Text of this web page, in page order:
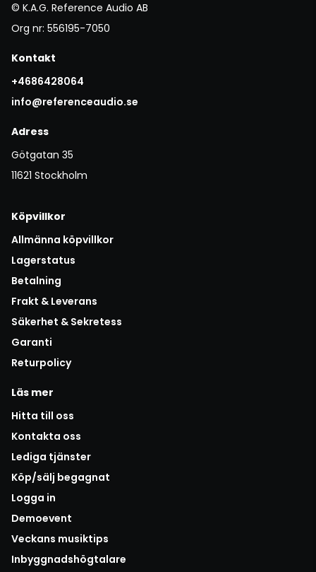
© K.A.G. Reference Audio AB
Org nr: 556195-7050
Kontakt
+4686428064
info@referenceaudio.se
Adress
Götgatan 35
11621 Stockholm
Köpvillkor
Allmänna köpvillkor
Lagerstatus
Betalning
Frakt & Leverans
Säkerhet & Sekretess
Garanti
Returpolicy
Läs mer
Hitta till oss
Kontakta oss
Lediga tjänster
Köp/sälj begagnat
Logga in
Demoevent
Veckans musiktips
Inbyggnadshögtalare